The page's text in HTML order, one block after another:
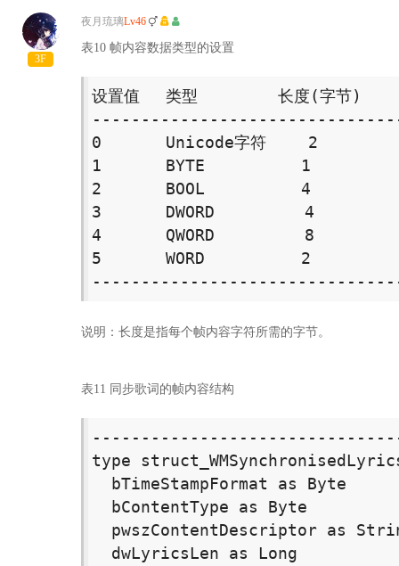
3F
夜月琉璃Lv46
表10 帧内容数据类型的设置
设置值　 类型　　　　　长度(字节)
0　　　　Unicode字符　　 2
1　　　　BYTE　　　　　　1
2　　　　BOOL　　　　　　4
3　　　　DWORD　　　　　 4
4　　　　QWORD　　　　　 8
5　　　　WORD　　　　　　2
说明：长度是指每个帧内容字符所需的字节。
表11 同步歌词的帧内容结构
type
bTimeStampFormat as Byte
bContentType as Byte
pwszContentDescriptor as
dwLyricsLen as Long